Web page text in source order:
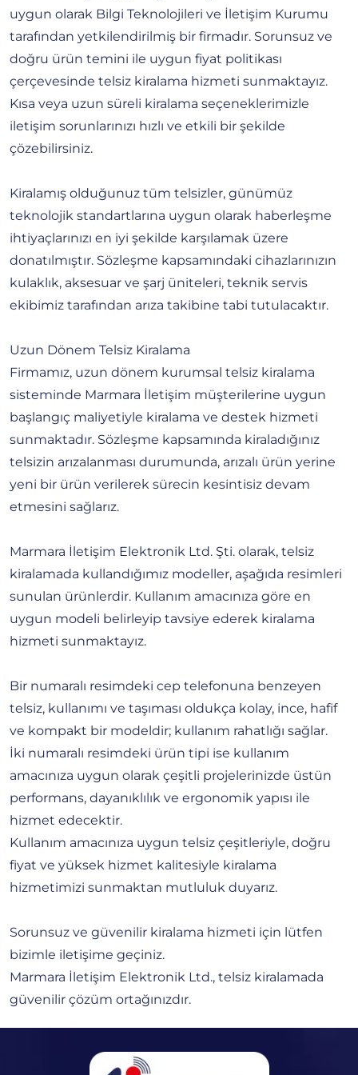
uygun olarak Bilgi Teknolojileri ve İletişim Kurumu
tarafından yetkilendirilmiş bir firmadır. Sorunsuz ve
doğru ürün temini ile uygun fiyat politikası
çerçevesinde telsiz kiralama hizmeti sunmaktayız.
Kısa veya uzun süreli kiralama seçeneklerimizle
iletişim sorunlarınızı hızlı ve etkili bir şekilde
çözebilirsiniz.
Kiralamış olduğunuz tüm telsizler, günümüz
teknolojik standartlarına uygun olarak haberleşme
ihtiyaçlarınızı en iyi şekilde karşılamak üzere
donatılmıştır. Sözleşme kapsamındaki cihazlarınızın
kulaklık, aksesuar ve şarj üniteleri, teknik servis
ekibimiz tarafından arıza takibine tabi tutulacaktır.
Uzun Dönem Telsiz Kiralama
Firmamız, uzun dönem kurumsal telsiz kiralama
sisteminde Marmara İletişim müşterilerine uygun
başlangıç maliyetiyle kiralama ve destek hizmeti
sunmaktadır. Sözleşme kapsamında kiraladığınız
telsizin arızalanması durumunda, arızalı ürün yerine
yeni bir ürün verilerek sürecin kesintisiz devam
etmesini sağlarız.
Marmara İletişim Elektronik Ltd. Şti. olarak, telsiz
kiralamada kullandığımız modeller, aşağıda resimleri
sunulan ürünlerdir. Kullanım amacınıza göre en
uygun modeli belirleyip tavsiye ederek kiralama
hizmeti sunmaktayız.
Bir numaralı resimdeki cep telefonuna benzeyen
telsiz, kullanımı ve taşıması oldukça kolay, ince, hafif
ve kompakt bir modeldir; kullanım rahatlığı sağlar.
İki numaralı resimdeki ürün tipi ise kullanım
amacınıza uygun olarak çeşitli projelerinizde üstün
performans, dayanıklılık ve ergonomik yapısı ile
hizmet edecektir.
Kullanım amacınıza uygun telsiz çeşitleriyle, doğru
fiyat ve yüksek hizmet kalitesiyle kiralama
hizmetimizi sunmaktan mutluluk duyarız.
Sorunsuz ve güvenilir kiralama hizmeti için lütfen
bizimle iletişime geçiniz.
Marmara İletişim Elektronik Ltd., telsiz kiralamada
güvenilir çözüm ortağınızdır.